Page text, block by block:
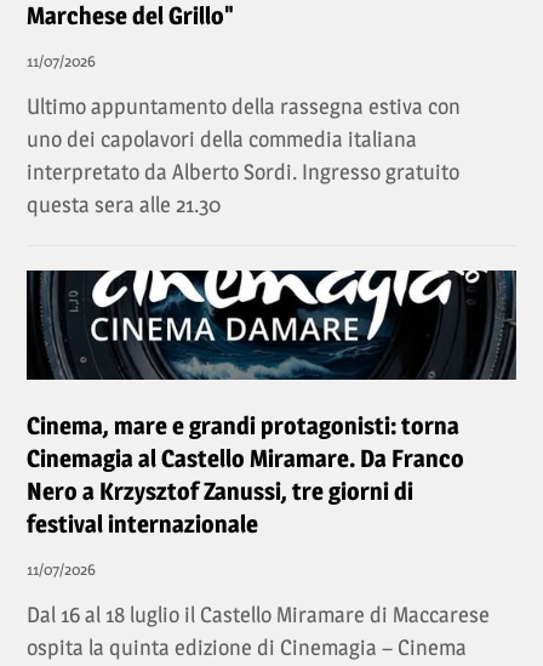
Marchese del Grillo"
11/07/2026
Ultimo appuntamento della rassegna estiva con
uno dei capolavori della commedia italiana
interpretato da Alberto Sordi. Ingresso gratuito
questa sera alle 21.30
Cinema, mare e grandi protagonisti: torna
Cinemagia al Castello Miramare. Da Franco
Nero a Krzysztof Zanussi, tre giorni di
festival internazionale
11/07/2026
Dal 16 al 18 luglio il Castello Miramare di Maccarese
ospita la quinta edizione di Cinemagia – Cinema